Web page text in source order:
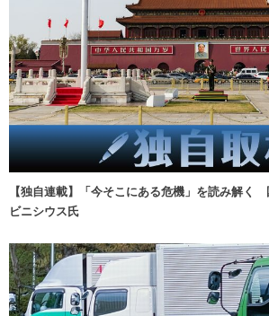
【独自連載】「今そこにある危機」を読み解く
ビニシウス氏